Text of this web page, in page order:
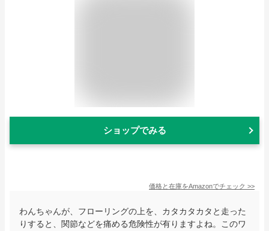
ショップでみる
価格と在庫をAmazonでチェック >>
わんちゃんが、フローリングの上を、カタカタカタと走った
りすると、関節などを痛める危険性が有りますよね。このワ